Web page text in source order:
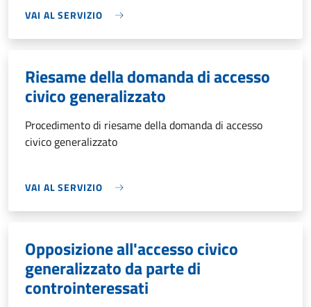
VAI AL SERVIZIO
Riesame della domanda di accesso
civico generalizzato
Procedimento di riesame della domanda di accesso
civico generalizzato
VAI AL SERVIZIO
Opposizione all'accesso civico
generalizzato da parte di
controinteressati